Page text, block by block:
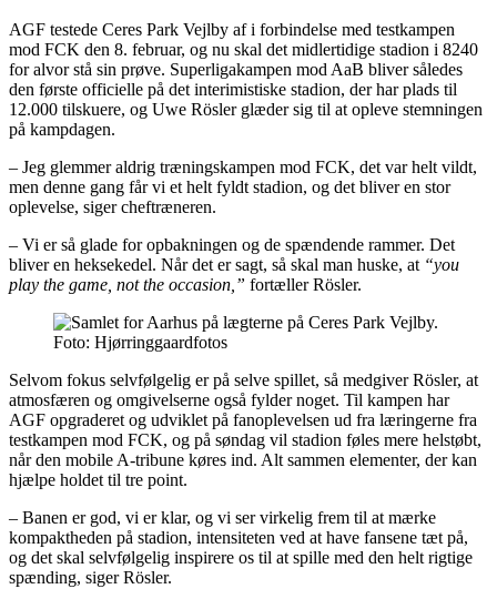
AGF testede Ceres Park Vejlby af i forbindelse med testkampen
mod FCK den 8. februar, og nu skal det midlertidige stadion i 8240
for alvor stå sin prøve. Superligakampen mod AaB bliver således
den første officielle på det interimistiske stadion, der har plads til
12.000 tilskuere, og Uwe Rösler glæder sig til at opleve stemningen
på kampdagen.
– Jeg glemmer aldrig træningskampen mod FCK, det var helt vildt,
men denne gang får vi et helt fyldt stadion, og det bliver en stor
oplevelse, siger cheftræneren.
– Vi er så glade for opbakningen og de spændende rammer. Det
bliver en heksekedel. Når det er sagt, så skal man huske, at “you
play the game, not the occasion,” fortæller Rösler.
Foto: Hjørringgaardfotos
Selvom fokus selvfølgelig er på selve spillet, så medgiver Rösler, at
atmosfæren og omgivelserne også fylder noget. Til kampen har
AGF opgraderet og udviklet på fanoplevelsen ud fra læringerne fra
testkampen mod FCK, og på søndag vil stadion føles mere helstøbt,
når den mobile A-tribune køres ind. Alt sammen elementer, der kan
hjælpe holdet til tre point.
– Banen er god, vi er klar, og vi ser virkelig frem til at mærke
kompaktheden på stadion, intensiteten ved at have fansene tæt på,
og det skal selvfølgelig inspirere os til at spille med den helt rigtige
spænding, siger Rösler.